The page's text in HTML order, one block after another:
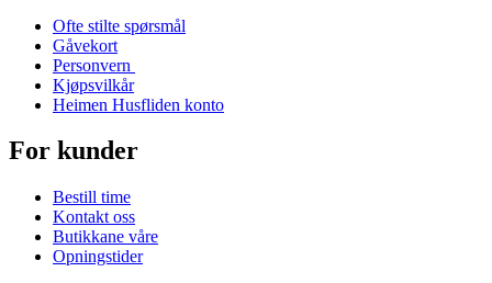
Ofte stilte spørsmål
Gåvekort
Personvern
Kjøpsvilkår
Heimen Husfliden konto
For kunder
Bestill time
Kontakt oss
Butikkane våre
Opningstider